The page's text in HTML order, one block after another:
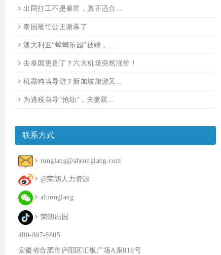
出国打工不是暴富，真正适合...
泰国最忙公主谢幕了
澳大利亚“蟑螂乐园”被端，...
去泰国更贵了？六大机场突然涨价！
机器狗当导游？新加坡旅游又...
为逃税自导“抢劫”，夫妻双...
联系方式
ronglang@ahronglang.com
@荣朗人力资源
ahronglang
荣朗出国
400-807-8805
安徽省合肥市庐阳区汇银广场A座818号